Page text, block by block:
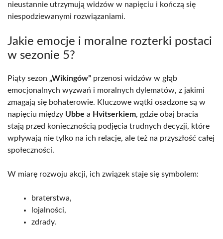
nieustannie utrzymują widzów w napięciu i kończą się
niespodziewanymi rozwiązaniami.
Jakie emocje i moralne rozterki postaci
w sezonie 5?
Piąty sezon „Wikingów” przenosi widzów w głąb
emocjonalnych wyzwań i moralnych dylematów, z jakimi
zmagają się bohaterowie. Kluczowe wątki osadzone są w
napięciu między Ubbe a Hvitserkiem, gdzie obaj bracia
stają przed koniecznością podjęcia trudnych decyzji, które
wpływają nie tylko na ich relacje, ale też na przyszłość całej
społeczności.
W miarę rozwoju akcji, ich związek staje się symbolem:
braterstwa,
lojalności,
zdrady.